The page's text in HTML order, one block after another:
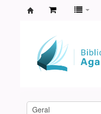
Agamenon
Magalhães